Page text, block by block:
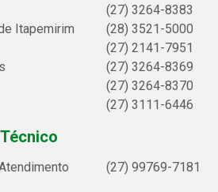
(27) 3264-8383
Itapemirim
(28) 3521-5000
(27) 2141-7951
(27) 3264-8369
(27) 3264-8370
(27) 3111-6446
(27) 99769-7181